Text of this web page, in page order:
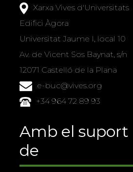
Xarxa Vives d'Universitats
Edifici Àgora
Universitat Jaume I, local 10
Av. de Vicent Sos Baynat, s/n
12071 Castelló de la Plana
e-buc@vives.org
+34 964 72 89 93
Amb el suport
de